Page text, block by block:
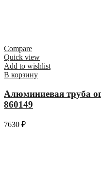
Compare
Quick view
Add to wishlist
В корзину
Алюминиевая труба
860149
7630 ₽